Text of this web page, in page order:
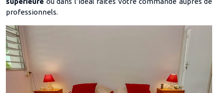
professionnels.